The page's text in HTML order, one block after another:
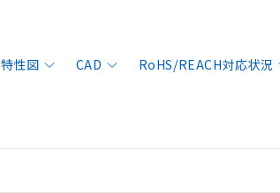
特性図 CAD
RoHS/REACH対応状況